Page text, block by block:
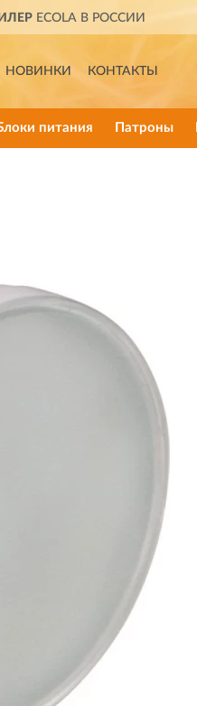
ECOLA В РОССИИ
НОВИНКИ КОНТАКТЫ
питания Патроны